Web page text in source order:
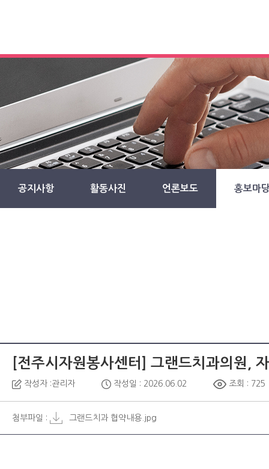
공지사항 활동사진 언론보도 홍보마
[전주시자원봉사센터] 그랜드치과의원,
작성자 :관리자 작성일 : 2026.06.02 조회 : 725
첨부파일 : 그랜드치과 협약내용.jpg